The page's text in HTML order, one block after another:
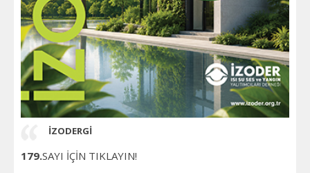
İZODERGİ
179.SAYI İÇİN TIKLAYIN!